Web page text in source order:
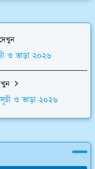
ও ভাড়া ২০২৬
ও ভাড়া ২০২৬